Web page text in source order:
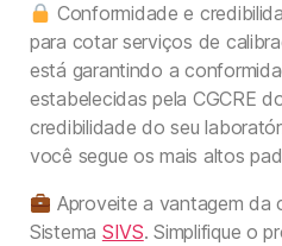
Conformidade e
para cotar serviços de
está garantindo a
estabelecidas pela CGCRE
credibilidade do seu
você segue os mais altos
Aproveite a vantagem da
Sistema SIVS. Simplifique o